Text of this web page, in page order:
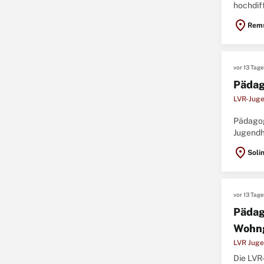
location_on
vor 13
LVR-
location_on
vor 13
LVR
Die